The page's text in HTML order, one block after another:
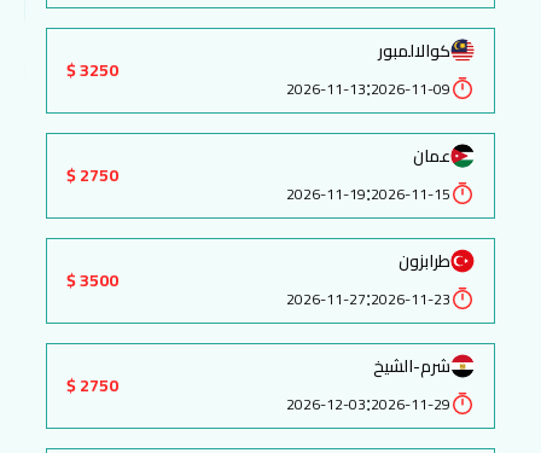
كوالالمبور
2026-11-09
:
2026-11-13
3250 $
عمان
2026-11-15
:
2026-11-19
2750 $
طرابزون
2026-11-23
:
2026-11-27
3500 $
شرم-الشيخ
2026-11-29
:
2026-12-03
2750 $